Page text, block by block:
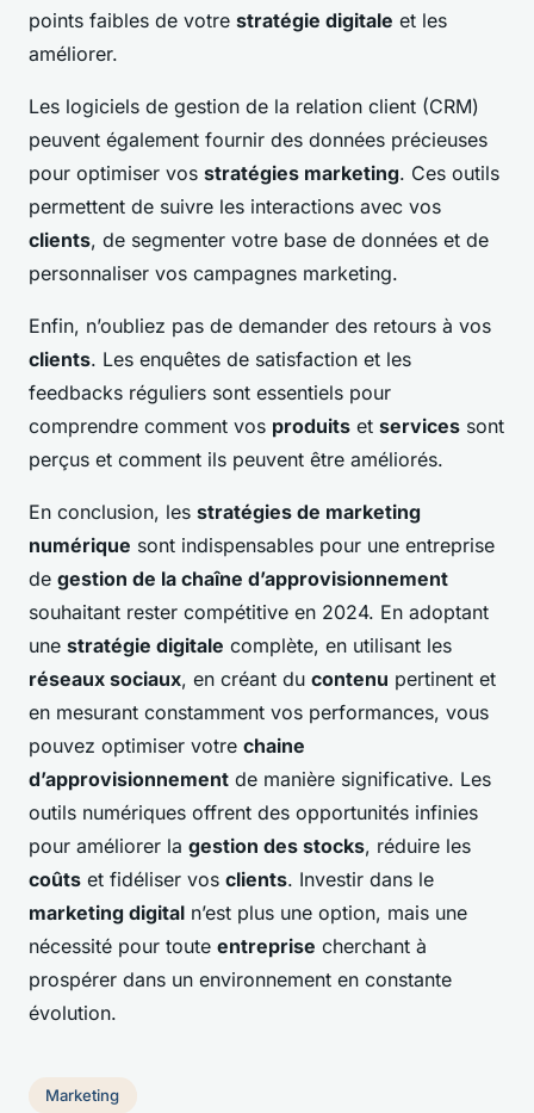
points faibles de votre stratégie digitale et les
améliorer.
Les logiciels de gestion de la relation client (CRM)
peuvent également fournir des données précieuses
pour optimiser vos stratégies marketing. Ces outils
permettent de suivre les interactions avec vos
clients, de segmenter votre base de données et de
personnaliser vos campagnes marketing.
Enfin, n’oubliez pas de demander des retours à vos
clients. Les enquêtes de satisfaction et les
feedbacks réguliers sont essentiels pour
comprendre comment vos produits et services sont
perçus et comment ils peuvent être améliorés.
En conclusion, les stratégies de marketing
numérique sont indispensables pour une entreprise
de gestion de la chaîne d’approvisionnement
souhaitant rester compétitive en 2024. En adoptant
une stratégie digitale complète, en utilisant les
réseaux sociaux, en créant du contenu pertinent et
en mesurant constamment vos performances, vous
pouvez optimiser votre chaine
d’approvisionnement de manière significative. Les
outils numériques offrent des opportunités infinies
pour améliorer la gestion des stocks, réduire les
coûts et fidéliser vos clients. Investir dans le
marketing digital n’est plus une option, mais une
nécessité pour toute entreprise cherchant à
prospérer dans un environnement en constante
évolution.
Marketing